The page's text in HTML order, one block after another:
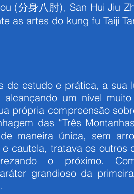
(分身八肘), San Hui Jiu
as artes do kung fu Taiji
de estudo e prática, a sua
um nível
própria compreensão
das “Três
maneira única, sem
cautela, tratava os outros
o próximo.
grandioso da